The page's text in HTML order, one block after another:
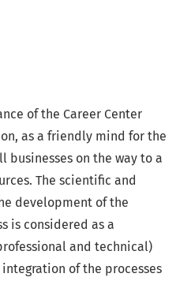
of the Career Center
as a friendly mind for the
on the way to a
The scientific and
development of the
is considered as a
and technical)
of the processes